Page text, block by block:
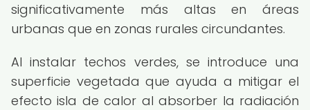
significativamente más altas en áreas
urbanas que en zonas rurales circundantes.
Al instalar techos verdes, se introduce una
superficie vegetada que ayuda a mitigar el
efecto isla de calor al absorber la radiación